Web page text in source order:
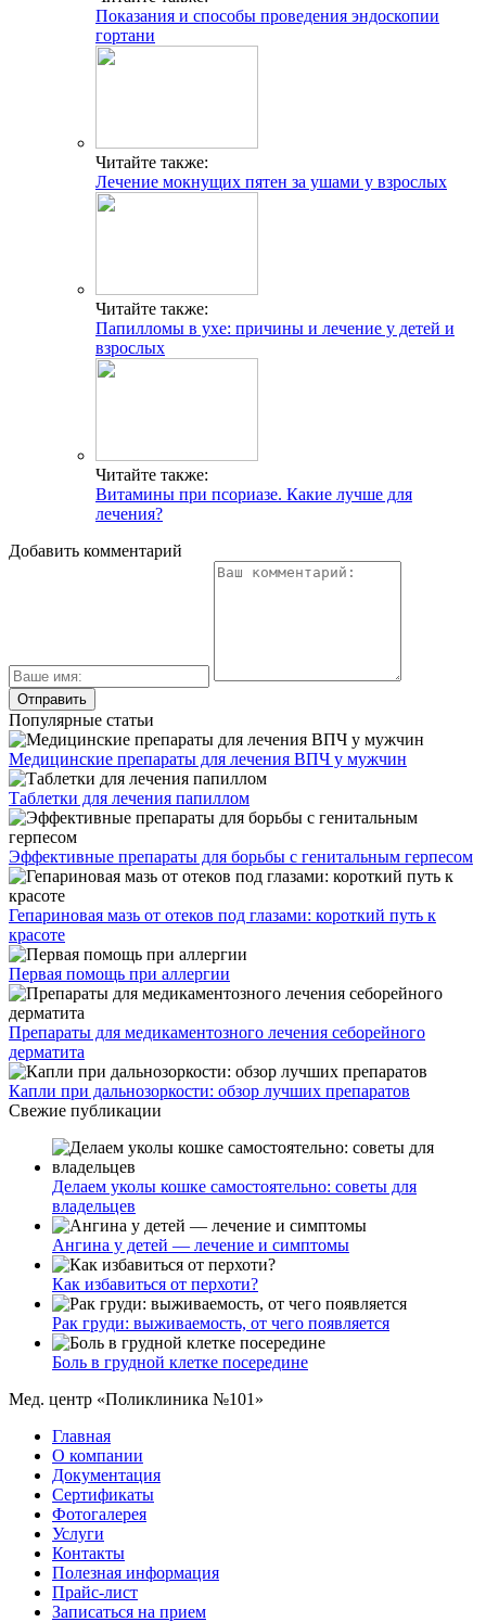
Показания и способы проведения эндоскопии
гортани
Читайте также:
Лечение мокнущих пятен за ушами у взрослых
Читайте также:
Папилломы в ухе: причины и лечение у детей и
взрослых
Читайте также:
Витамины при псориазе. Какие лучше для
лечения?
Добавить комментарий
Популярные статьи
Медицинские препараты для лечения ВПЧ у мужчин
Таблетки для лечения папиллом
Эффективные препараты для борьбы с генитальным герпесом
Гепариновая мазь от отеков под глазами: короткий путь к
красоте
Первая помощь при аллергии
Препараты для медикаментозного лечения себорейного
дерматита
Капли при дальнозоркости: обзор лучших препаратов
Свежие публикации
Делаем уколы кошке самостоятельно: советы для
владельцев
Ангина у детей — лечение и симптомы
Как избавиться от перхоти?
Рак груди: выживаемость, от чего появляется
Боль в грудной клетке посередине
Мед. центр «Поликлиника №101»
Главная
О компании
Документация
Сертификаты
Фотогалерея
Услуги
Контакты
Полезная информация
Прайс-лист
Записаться на прием